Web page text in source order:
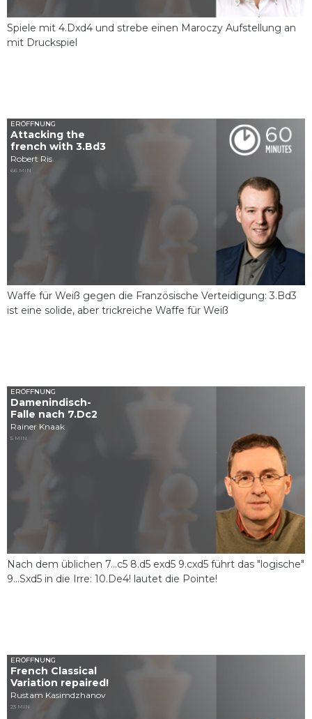
Spiele mit 4.Dxd4 und strebe einen Maroczy Aufstellung an
mit Druckspiel
ERÖFFNUNG
Attacking the
french with 3.Bd3
Robert Ris
66 MIN
Waffe für Weiß gegen die Französische Verteidigung: 3.Bd3
ist eine solide, aber trickreiche Waffe für Weiß
ERÖFFNUNG
Damenindisch-
Falle nach 7.Dc2
Rainer Knaak
5 MIN
Nach dem üblichen 7...c5 8.d5 exd5 9.cxd5 führt das "logische"
9...Sxd5 in die Irre: 10.De4! lautet die Pointe!
ERÖFFNUNG
French Classical
Variation repaired!
Rustam Kasimdzhanov
23 MIN